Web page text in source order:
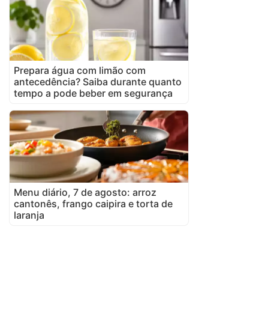
Prepara água com limão com
antecedência? Saiba durante quanto
tempo a pode beber em segurança
Menu diário, 7 de agosto: arroz
cantonês, frango caipira e torta de
laranja